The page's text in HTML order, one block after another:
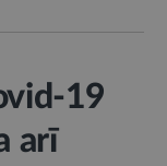
19
arī